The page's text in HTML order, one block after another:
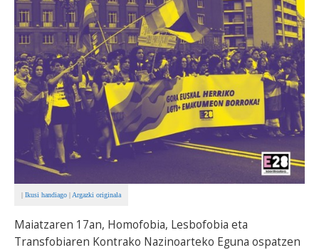
| Ikusi handiago | Argazki originala
Maiatzaren 17an, Homofobia, Lesbofobia eta
Transfobiaren Kontrako Nazinoarteko Eguna ospatzen